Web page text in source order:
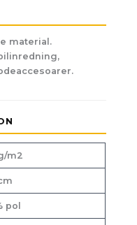
material.
m2
pol